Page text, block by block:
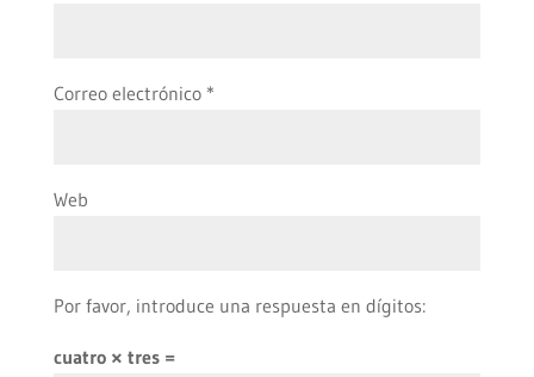
Correo electrónico *
Web
Por favor, introduce una respuesta en dígitos:
cuatro × tres =